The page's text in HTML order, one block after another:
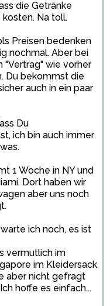
die Getränke
kosten. Na toll.
Preisen bedenken
nochmal. Aber bei
"Vertrag" wie vorher
Du bekommst die
auch in ein paar
Du
ich bin auch immer
1 Woche in NY und
Dort haben wir
aber uns noch
ich noch, es ist
vermutlich im
im Kleidersack
aber nicht gefragt
hoffe es einfach...